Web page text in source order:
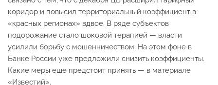
коридор и повысил территориальный коэффициент в
«красных регионах» вдвое. В ряде субъектов
подорожание стало шоковой терапией — власти
усилили борьбу с мошенничеством. На этом фоне в
Банке России уже предложили снизить коэффициенты.
Какие меры еще предстоит принять — в материале
«Известий».